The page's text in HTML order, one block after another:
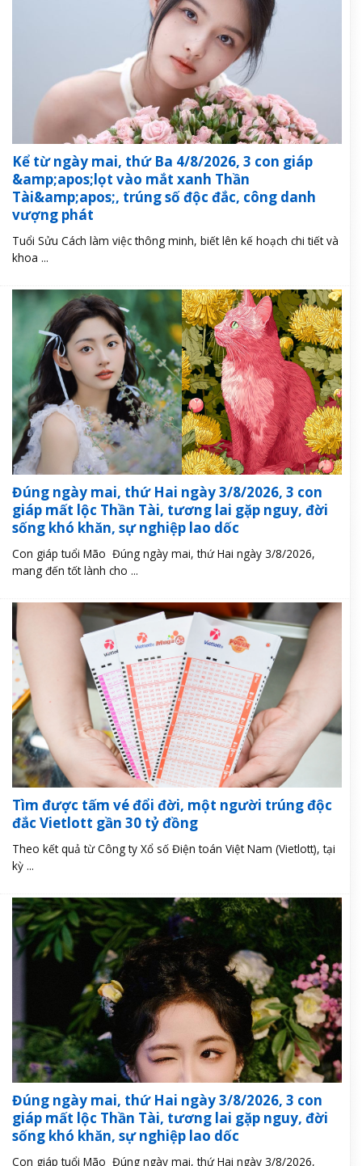
Kể từ ngày mai, thứ Ba 4/8/2026, 3 con giáp
&amp;apos;lọt vào mắt xanh Thần
Tài&amp;apos;, trúng số độc đắc, công danh
vượng phát
Tuổi Sửu Cách làm việc thông minh, biết lên kế hoạch chi tiết và
khoa ...
Đúng ngày mai, thứ Hai ngày 3/8/2026, 3 con
giáp mất lộc Thần Tài, tương lai gặp nguy, đời
sống khó khăn, sự nghiệp lao dốc
Con giáp tuổi Mão Đúng ngày mai, thứ Hai ngày 3/8/2026,
mang đến tốt lành cho ...
Tìm được tấm vé đổi đời, một người trúng độc
đắc Vietlott gần 30 tỷ đồng
Theo kết quả từ Công ty Xổ số Điện toán Việt Nam (Vietlott), tại
kỳ ...
Đúng ngày mai, thứ Hai ngày 3/8/2026, 3 con
giáp mất lộc Thần Tài, tương lai gặp nguy, đời
sống khó khăn, sự nghiệp lao dốc
Con giáp tuổi Mão Đúng ngày mai, thứ Hai ngày 3/8/2026,